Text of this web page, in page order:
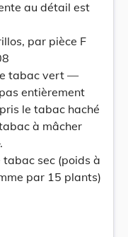
au détail est
par pièce F
tabac vert —
entièrement
le tabac haché
à mâcher
sec (poids à
par 15 plants)